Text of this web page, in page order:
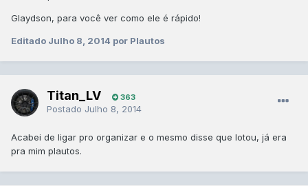
Glaydson, para você ver como ele é rápido!
Editado Julho 8, 2014 por Plautos
Titan_LV 363
Postado Julho 8, 2014
Acabei de ligar pro organizar e o mesmo disse que lotou, já era
pra mim plautos.